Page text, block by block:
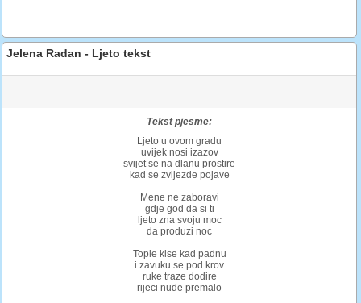
Jelena Radan - Ljeto tekst
Tekst pjesme:
Ljeto u ovom gradu
uvijek nosi izazov
svijet se na dlanu prostire
kad se zvijezde pojave
Mene ne zaboravi
gdje god da si ti
ljeto zna svoju moc
da produzi noc
Tople kise kad padnu
i zavuku se pod krov
ruke traze dodire
rijeci nude premalo